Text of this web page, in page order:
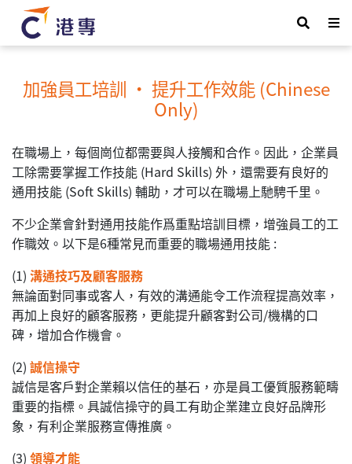
加強員工培訓 ‧ 提升工作效能 (Chinese
Only)
在職場上，每個崗位都需要與人接觸和合作。因此，企業員
工除需要掌握工作技能 (Hard Skills) 外，還需要有良好的
通用技能 (Soft Skills) 輔助，才可以在職場上馳騁千里。
不少企業會針對通用技能作爲重點培訓目標，增強員工的工
作職效。以下是6種常見而重要的職場通用技能 :
(1) 溝通技巧及顧客服務
無論面對同事或客人，有效的溝通能令工作流程提高效率，
再加上良好的顧客服務，更能提升顧客對公司/機構的口
碑，增加合作機會。
(2) 誠信操守
誠信是客戶對企業賴以信任的基石，亦是員工優質服務範疇
重要的指標。具誠信操守的員工有助企業建立良好品牌形
象，有利企業服務宣傳推廣。
(3) 領導才能